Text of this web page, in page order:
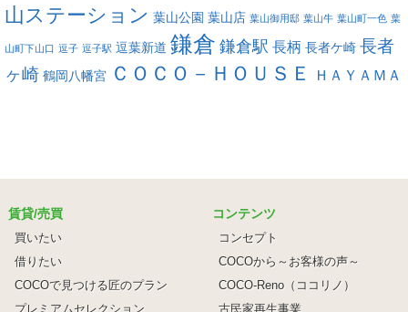
山ステーション 葉山公園 葉山店 葉山御用邸 葉山牛 葉山町一色 葉
山町下山口 逗子 逗子駅 逗葉新道 鎌倉 鎌倉駅 長柄 長者ケ崎 長者
ヶ崎 鶴岡八幡宮 ＣＯＣＯ－ＨＯＵＳＥ ＨＡＹＡＭＡ
賃貸/売買
買いたい
借りたい
COCOで見つける匠のプラン
プレミアムセレクション
コンテンツ
コンセプト
COCOから～お客様の声～
COCO-Reno（ココリノ）
古民家再生事業